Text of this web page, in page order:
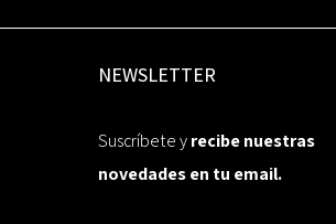
NEWSLETTER
Suscríbete yrecibe nuestras
novedades en tu email.